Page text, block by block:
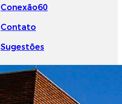
Conexão60
Contato
Sugestões